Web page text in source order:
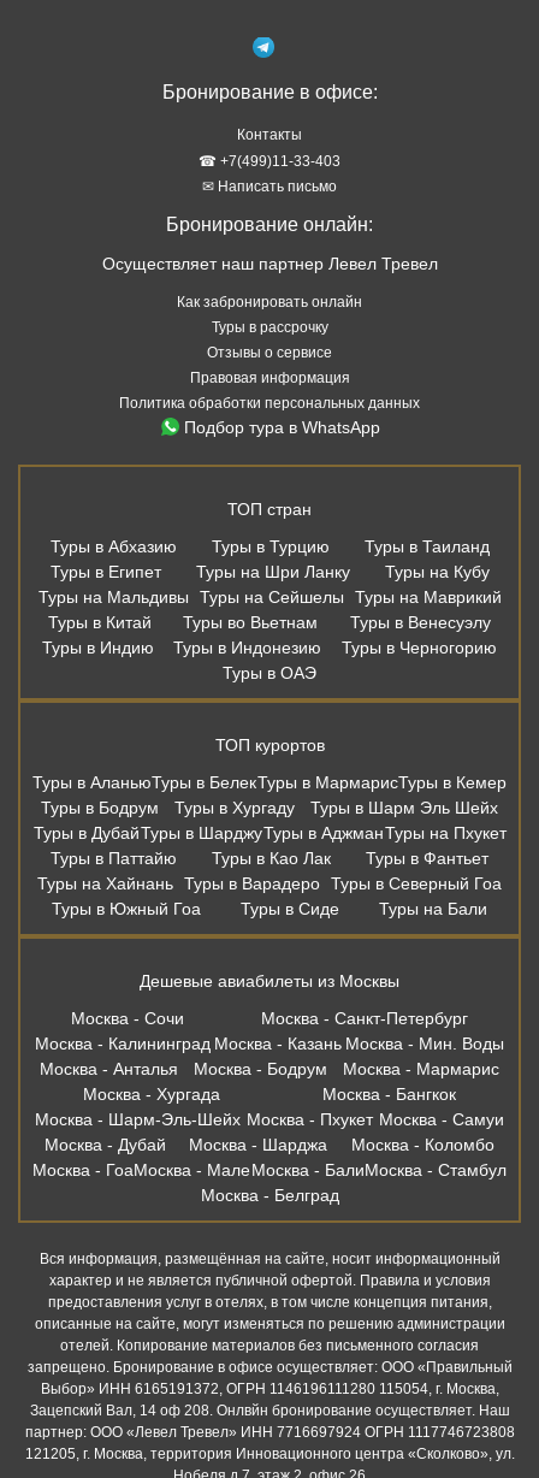
Бронирование в офисе:
Контакты
☎ +7(499)11-33-403
✉ Написать письмо
Бронирование онлайн:
Осуществляет наш партнер Левел Тревел
Как забронировать онлайн
Туры в рассрочку
Отзывы о сервисе
Правовая информация
Политика обработки персональных данных
Подбор тура в WhatsApp
ТОП стран
Туры в Абхазию
Туры в Турцию
Туры в Таиланд
Туры в Египет
Туры на Шри Ланку
Туры на Кубу
Туры на Мальдивы
Туры на Сейшелы
Туры на Маврикий
Туры в Китай
Туры во Вьетнам
Туры в Венесуэлу
Туры в Индию
Туры в Индонезию
Туры в Черногорию
Туры в ОАЭ
ТОП курортов
Туры в АланьюТуры в БелекТуры в МармарисТуры в Кемер
Туры в Бодрум
Туры в Хургаду
Туры в Шарм Эль Шейх
Туры в ДубайТуры в ШарджуТуры в АджманТуры на Пхукет
Туры в Паттайю
Туры в Као Лак
Туры в Фантьет
Туры на Хайнань Туры в Варадеро Туры в Северный Гоа
Туры в Южный Гоа
Туры в Сиде Туры на Бали
Дешевые авиабилеты из Москвы
Москва - Сочи
Москва - Санкт-Петербург
Москва - Калининград Москва - Казань Москва - Мин. Воды
Москва - Анталья
Москва - Бодрум
Москва - Мармарис
Москва - Хургада
Москва - Бангкок
Москва - Шарм-Эль-Шейх Москва - Пхукет Москва - Самуи
Москва - Дубай
Москва - Шарджа
Москва - Коломбо
Москва - ГоаМосква - МалеМосква - БалиМосква - Стамбул
Москва - Белград
Вся информация, размещённая на сайте, носит информационный
характер и не является публичной офертой. Правила и условия
предоставления услуг в отелях, в том числе концепция питания,
описанные на сайте, могут изменяться по решению администрации
отелей. Копирование материалов без письменного согласия
запрещено. Бронирование в офисе осуществляет: ООО «Правильный
Выбор» ИНН 6165191372, ОГРН 1146196111280 115054, г. Москва,
Зацепский Вал, 14 оф 208. Онлвйн бронирование осуществляет. Наш
партнер: ООО «Левел Тревел» ИНН 7716697924 ОГРН 1117746723808
121205, г. Москва, территория Инновационного центра «Сколково», ул.